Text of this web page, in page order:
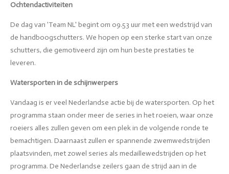
Ochtendactiviteiten
De dag van 'Team NL' begint om 09.53 uur met een wedstrijd van
de handboogschutters. We hopen op een sterke start van onze
schutters, die gemotiveerd zijn om hun beste prestaties te
leveren.
Watersporten in de schijnwerpers
Vandaag is er veel Nederlandse actie bij de watersporten. Op het
programma staan onder meer de series in het roeien, waar onze
roeiers alles zullen geven om een plek in de volgende ronde te
bemachtigen. Daarnaast zullen er spannende zwemwedstrijden
plaatsvinden, met zowel series als medaillewedstrijden op het
programma. De Nederlandse zeilers gaan de strijd aan in de